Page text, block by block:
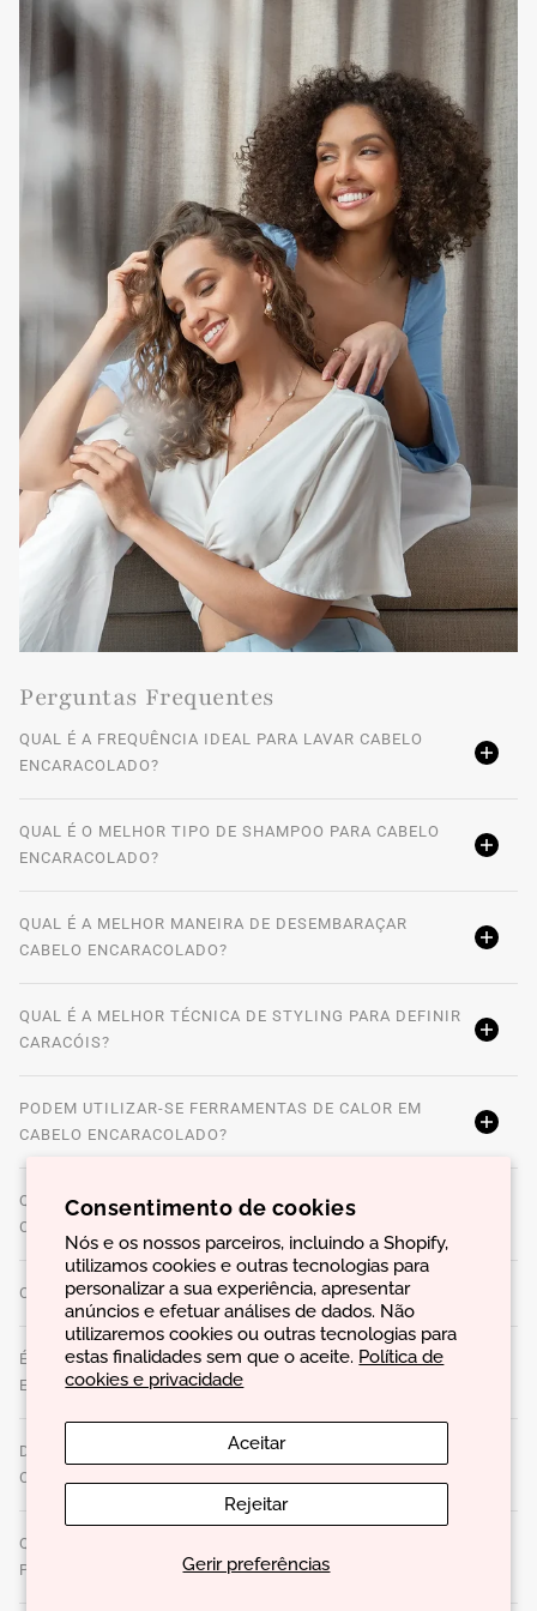
Consentimento de cookies
Nós e os nossos parceiros, incluindo a Shopify,
utilizamos cookies e outras tecnologias para
personalizar a sua experiência, apresentar
anúncios e efetuar análises de dados. Não
utilizaremos cookies ou outras tecnologias para
estas finalidades sem que o aceite. Política de
cookies e privacidade
Gerir preferências
Aceitar
Rejeitar
Cabelo ondulado, encaracolado ou afro natural ou que
tenha passado por processo de permanente e para quem
gosta de cabelo definido e com fixação.
Como utilizar em casa
Com o cabelo molhado, dividir por secções e espalhar o
produto, alinhando de cima para baixo ao longo de cada
madeixa. Deixar secar ao natural ou para potencializar os
resultados, ativar os caracóis secando o cabelo com um
difusor e de cabeça para baixo para aumentar o volume, se
assim desejar. Terminar com oEVAN Care
Multi Benefits Oils
Blend para quebrar a rigidez e dar brilho e suavidade.
Nota:
Este produto pode ser utilizado com qualquer outro
ativador de caracóis.
Perguntas Frequentes
QUAL É A FREQUÊNCIA IDEAL PARA LAVAR CABELO
ENCARACOLADO?
QUAL É O MELHOR TIPO DE SHAMPOO PARA CABELO
ENCARACOLADO?
QUAL É A MELHOR MANEIRA DE DESEMBARAÇAR
CABELO ENCARACOLADO?
QUAL É A MELHOR TÉCNICA DE STYLING PARA DEFINIR
CARACÓIS?
PODEM UTILIZAR-SE FERRAMENTAS DE CALOR EM
CABELO ENCARACOLADO?
QUAIS SÃO OS MELHORES MÉTODOS PARA SECAR
CABELO ENCARACOLADO?
COMO SE DEVE HUMECTAR O CABELO ENCARACOLADO?
É POSSÍVEL FAZER TRANSFORMAÇÕES EM CABELO
ENCARACOLADO?
DEVEM UTILIZAR-SE PRODUTOS ESPECÍFICOS PARA
CARACÓIS OU PODE UTILIZAR-SE QUALQUER UM?
QUAL É A IMPORTÂNCIA DE UM CRONOGRAMA CAPILAR
PARA CABELO ENCARACOLADO?